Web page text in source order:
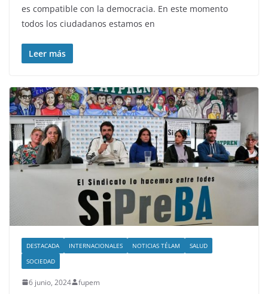
es compatible con la democracia. En este momento
todos los ciudadanos estamos en
Leer más
DESTACADA INTERNACIONALES NOTICIAS TÉLAM
SALUD
SOCIEDAD
6 junio, 2024 fupem